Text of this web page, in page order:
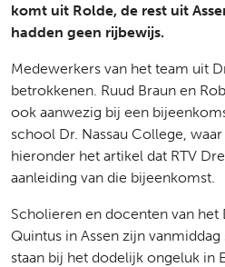
komt uit Rolde, de rest uit
hadden geen rijbewijs.
Medewerkers van het team uit
betrokkenen. Ruud Braun en
ook aanwezig bij een
school Dr. Nassau College,
hieronder het artikel dat RTV
aanleiding van die bijeenkomst.
Scholieren en docenten van het
Quintus in Assen zijn
staan bij het dodelijk ongeluk in